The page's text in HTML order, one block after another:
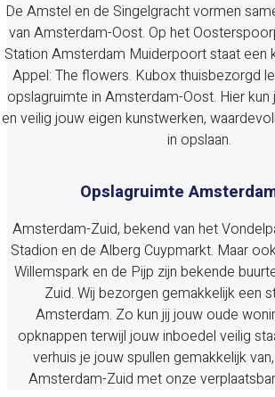
De Amstel en de Singelgracht vormen
van Amsterdam-Oost. Op het
Station Amsterdam Muiderpoort staat een
Appel: The flowers. Kubox thuisbezorgd
opslagruimte in Amsterdam-Oost. Hier kun
en veilig jouw eigen kunstwerken,
in opslaan.
Opslagruimte
Amsterdam-Zuid, bekend van het
Stadion en de Alberg Cuypmarkt. Maar
Willemspark en de Pijp zijn bekende
Zuid. Wij bezorgen gemakkelijk een
Amsterdam. Zo kun jij jouw oude
opknappen terwijl jouw inboedel veilig
verhuis je jouw spullen gemakkelijk
Amsterdam-Zuid met onze